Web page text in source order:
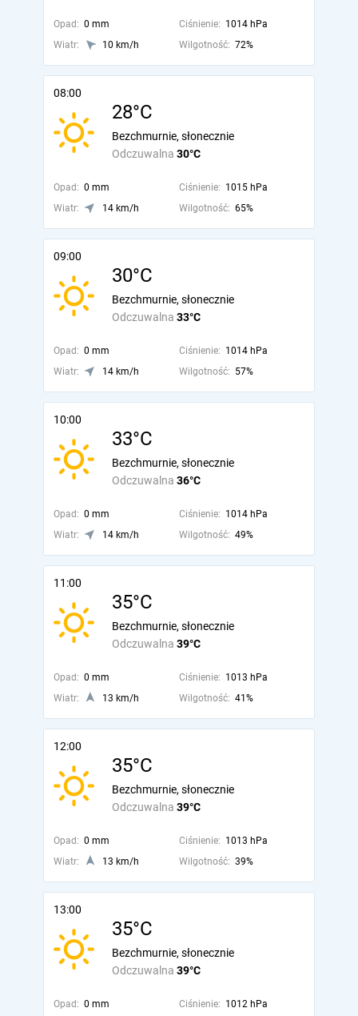
Opad: 0 mm Ciśnienie: 1014 hPa
Wiatr:
10 km/h Wilgotność: 72%
08:00
28°C
Odczuwalna 30°C
Bezchmurnie, słonecznie
Opad: 0 mm Ciśnienie: 1015 hPa
Wiatr:
14 km/h Wilgotność: 65%
09:00
30°C
Odczuwalna 33°C
Bezchmurnie, słonecznie
Opad: 0 mm Ciśnienie: 1014 hPa
Wiatr:
14 km/h Wilgotność: 57%
10:00
33°C
Odczuwalna 36°C
Bezchmurnie, słonecznie
Opad: 0 mm Ciśnienie: 1014 hPa
Wiatr:
14 km/h Wilgotność: 49%
11:00
35°C
Odczuwalna 39°C
Bezchmurnie, słonecznie
Opad: 0 mm Ciśnienie: 1013 hPa
Wiatr:
13 km/h Wilgotność: 41%
12:00
35°C
Odczuwalna 39°C
Bezchmurnie, słonecznie
Opad: 0 mm Ciśnienie: 1013 hPa
Wiatr:
13 km/h Wilgotność: 39%
13:00
35°C
Odczuwalna 39°C
Bezchmurnie, słonecznie
Opad: 0 mm Ciśnienie: 1012 hPa